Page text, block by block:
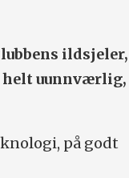
ildsjeler,
helt uunnværlig,
på godt